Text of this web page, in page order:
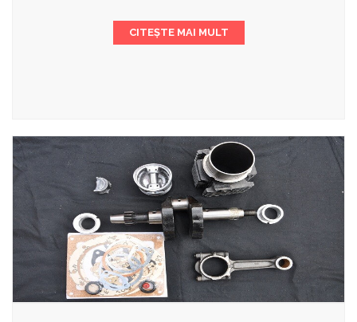
CITEȘTE MAI MULT